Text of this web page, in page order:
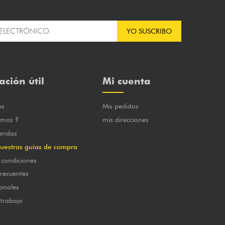
YO SUSCRIBO
útil
?
guías de compra
Mi cuenta
Mis pedidos
mis direcciones